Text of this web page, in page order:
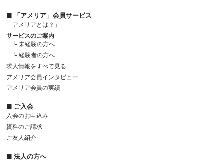
■ 「アメリア」会員サービス
「アメリアとは？」
サービスのご案内
└ 未経験の方へ
└ 経験者の方へ
求人情報をすべて見る
アメリア会員インタビュー
アメリア会員の実績
■ ご入会
入会のお申込み
資料のご請求
ご友人紹介
■ 法人の方へ